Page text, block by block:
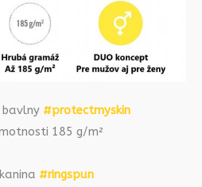
bavlny #protectmyskin
185 g/m²
#ringspun